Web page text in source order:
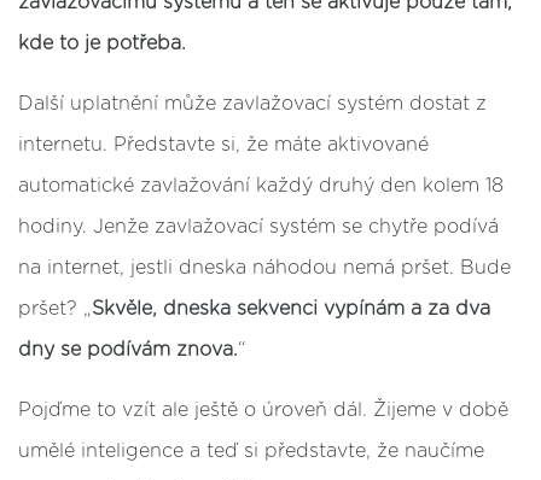
kde to je potřeba.
Další uplatnění může zavlažovací systém dostat z
internetu. Představte si, že máte aktivované
automatické zavlažování každý druhý den kolem 18
hodiny. Jenže zavlažovací systém se chytře podívá
na internet, jestli dneska náhodou nemá pršet. Bude
pršet? „Skvěle, dneska sekvenci vypínám a za dva
dny se podívám znova.“
Pojďme to vzít ale ještě o úroveň dál. Žijeme v době
umělé inteligence a teď si představte, že naučíme